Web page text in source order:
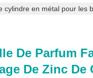
en métal pour les
De Parfum
De Zinc De